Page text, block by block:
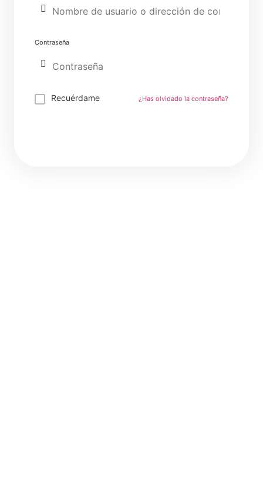
Contraseña
Recuérdame ¿Has olvidado la contraseña?